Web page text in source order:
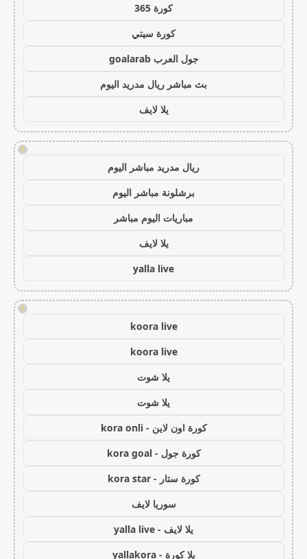
كورة 365
كورة سيتي
جول العرب goalarab
بث مباشر ريال مدريد اليوم
يلا لايف
!
ريال مدريد مباشر اليوم
برشلونة مباشر اليوم
مباريات اليوم مباشر
يلا لايف
yalla live
!
koora live
koora live
يلا شوت
يلا شوت
كورة اون لاين - kora onli
كورة جول - kora goal
كورة ستار - kora star
سوريا لايف
يلا لايف - yalla live
يلا كورة - yallakora